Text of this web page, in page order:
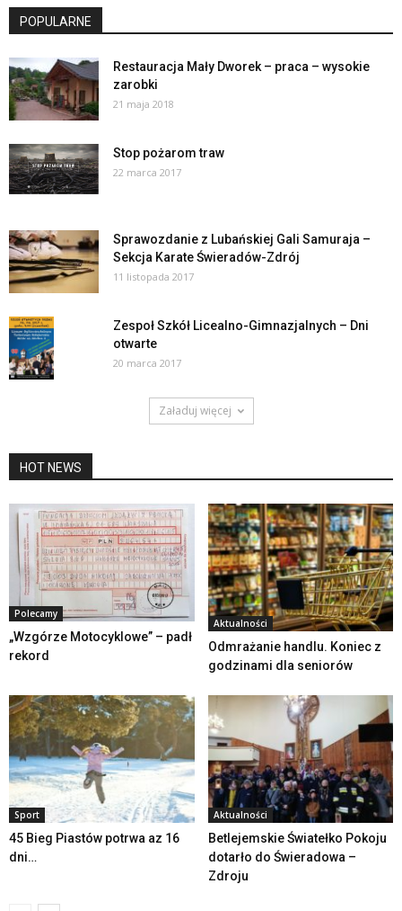
POPULARNE
Restauracja Mały Dworek – praca – wysokie
zarobki
21 maja 2018
Stop pożarom traw
22 marca 2017
Sprawozdanie z Lubańskiej Gali Samuraja –
Sekcja Karate Świeradów-Zdrój
11 listopada 2017
Zespoł Szkół Licealno-Gimnazjalnych – Dni
otwarte
20 marca 2017
Załaduj więcej
HOT NEWS
Polecamy
„Wzgórze Motocyklowe” – padł
rekord
Aktualności
Odmrażanie handlu. Koniec z
godzinami dla seniorów
Sport
45 Bieg Piastów potrwa az 16
dni…
Aktualności
Betlejemskie Światełko Pokoju
dotarło do Świeradowa –
Zdroju